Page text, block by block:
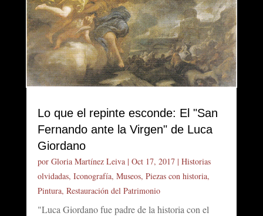
Lo que el repinte esconde: El "San
Fernando ante la Virgen" de Luca
Giordano
por Gloria Martínez Leiva| Oct 17, 2017| Historias
olvidadas, Iconografía, Museos, Piezas con historia,
Pintura, Restauración del Patrimonio
"Luca Giordano fue padre de la historia con el